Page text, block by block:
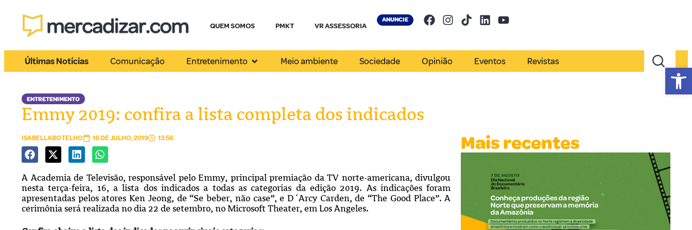
QUEM SOMOS PMKT VR ASSESSORIA
ANUNCIE
Últimas Notícias Comunicação Entretenimento Meio ambiente Sociedade Opinião Eventos Revistas
ENTRETENIMENTO
Emmy 2019: confira a lista completa dos indicados
ISABELLABOTELHO 16 DE JULHO, 2019 13:56
A Academia de Televisão, responsável pelo Emmy, principal premiação da TV norte-americana, divulgou
nesta terça-feira, 16, a lista dos indicados a todas as categorias da edição 2019. As indicações foram
apresentadas pelos atores Ken Jeong, de “Se beber, não case”, e D´Arcy Carden, de “The Good Place”. A
cerimônia será realizada no dia 22 de setembro, no Microsoft Theater, em Los Angeles.
Mais recentes